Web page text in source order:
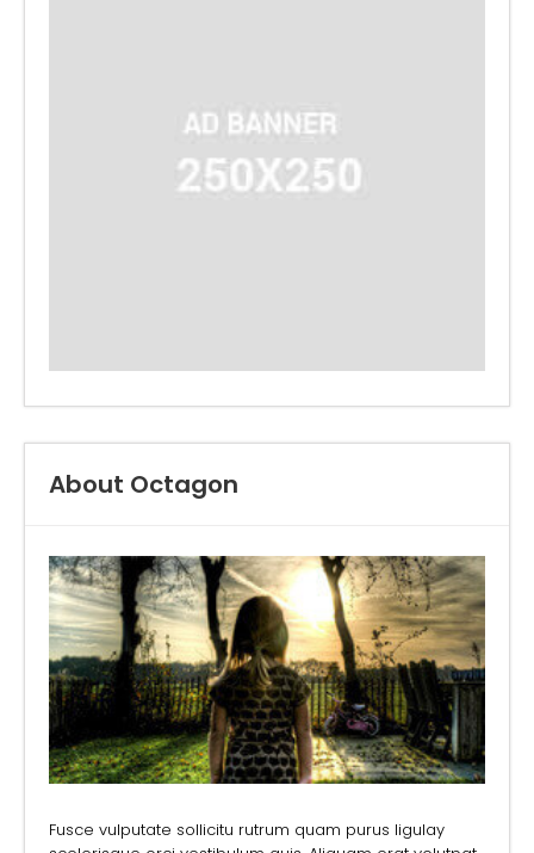
About Octagon
Fusce vulputate sollicitu rutrum quam purus ligulay